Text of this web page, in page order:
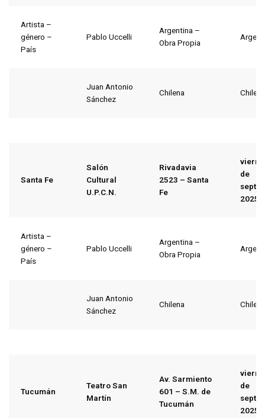
Artista –
género –
País
Pablo Uccelli
Argentina –
Obra Propia
Juan Antonio
Sánchez
Chilena Chile
Santa Fe
Salón
Cultural
U.P.C.N.
Rivadavia
2523 – Santa
Fe
de
2025
Artista –
género –
País
Pablo Uccelli
Argentina –
Obra Propia
Juan Antonio
Sánchez
Chilena Chile
Tucumán
Teatro San
Martín
Av. Sarmiento
601 – S.M. de
Tucumán
de
2025